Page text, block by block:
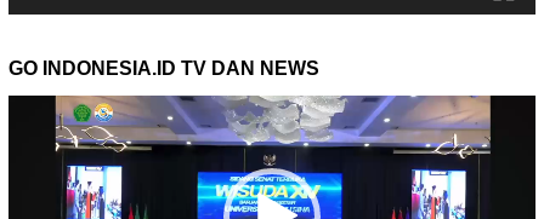
GO INDONESIA.ID TV DAN NEWS
Pemutar